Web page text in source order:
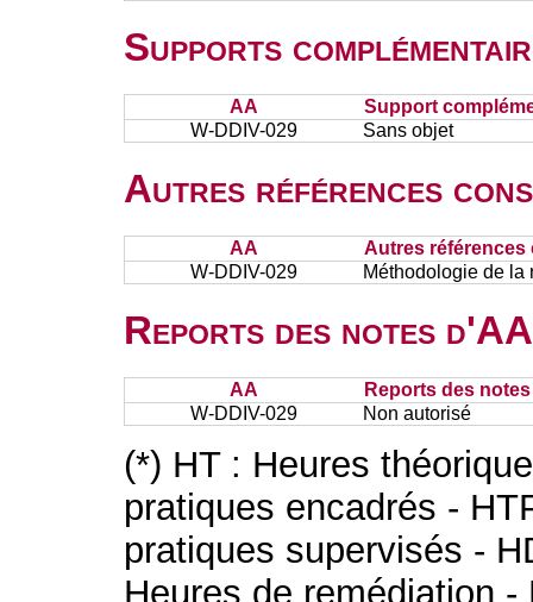
Supports
AA
Support
W-DDIV-029
Sans objet
Autres références
AA
Autres références
W-DDIV-029
Méthodologie de la
Reports des notes
AA
Reports des
W-DDIV-029
Non autorisé
(*) HT : Heures
pratiques encadrés -
pratiques supervisés -
Heures de remédiation